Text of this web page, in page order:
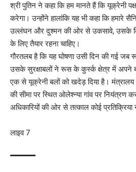
श्री पुतिन ने कहा कि हम मानते हैं कि यूक्रेनी
करेगा। उन्होंने हालांकि यह भी कहा कि हमारे
उल्लंघन और दुश्मन की ओर से उकसावे, उसके
के लिए तैयार रहना चाहिए।
गौरतलब है कि यह घोषणा उसी दिन की गई जब
उसके सुरक्षाबलों ने रूस के कुर्स्क क्षेत्र में अपने
एक से यूक्रेनी बलों को खदेड़ दिया है।
की सीमा पर स्थित ओलेश्न्या गांव पर नियंत्रण
अधिकारियों की ओर से तत्काल कोई
लाइव 7